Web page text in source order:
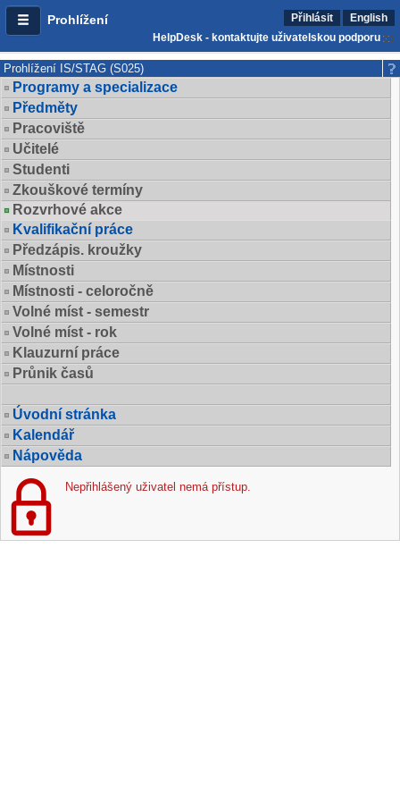
Prohlížení Přihlásit
English
HelpDesk - kontaktujte uživatelskou podporu
Prohlížení IS/STAG (S025)
Programy a specializace
Předměty
Pracoviště
Učitelé
Studenti
Zkouškové termíny
Rozvrhové akce
Kvalifikační práce
Předzápis. kroužky
Místnosti
Místnosti - celoročně
Volné míst - semestr
Volné míst - rok
Klauzurní práce
Průnik časů
Úvodní stránka
Kalendář
Nápověda
Nepřihlášený uživatel nemá přístup.